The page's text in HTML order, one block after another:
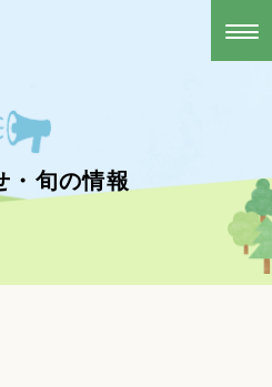
・旬の情報